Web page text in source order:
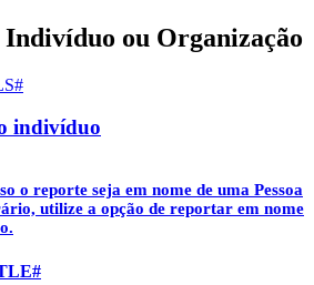
ou Organização
indivíduo
o reporte seja em nome de uma Pessoa
utilize a opção de reportar em nome